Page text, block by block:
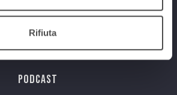
Rifiuta
Programmi
Streaming
Playlist
PODCAST